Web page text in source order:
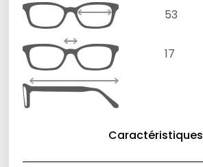
53
17
Caractéristiques